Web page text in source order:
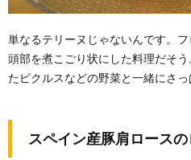
単なるテリーヌじゃないんです。
頭部を煮こごり状にした料理だそ
たピクルスなどの野菜と一緒にさっ
スペイン産豚肩ロースの